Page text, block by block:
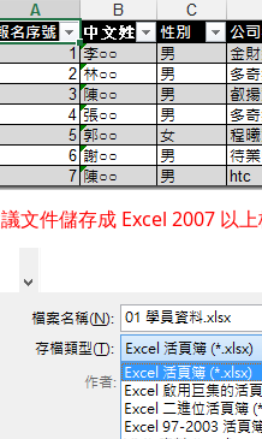
文件儲存成 Excel 2007 以